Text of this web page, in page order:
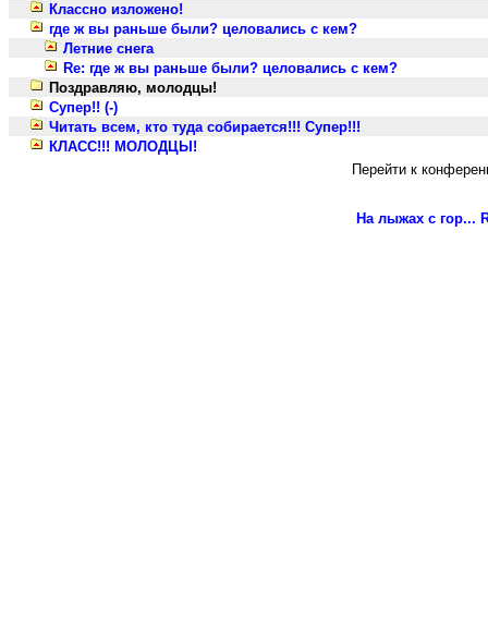
Классно изложено!
где ж вы раньше были? целовались с кем?
Летние снега
Re: где ж вы раньше были? целовались с кем?
Поздравляю, молодцы!
Супер!! (-)
Читать всем, кто туда собирается!!! Супер!!!
КЛАСС!!! МОЛОДЦЫ!
Перейти к
На лыжах с гор...